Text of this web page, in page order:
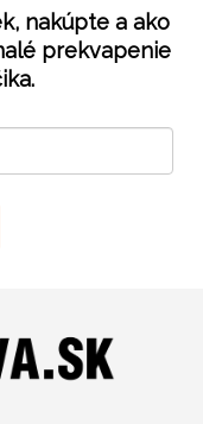
nakúpte a ako
prekvapenie